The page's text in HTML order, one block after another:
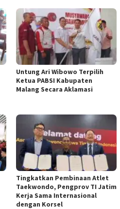
Untung Ari Wibowo Terpilih
Ketua PABSI Kabupaten
Malang Secara Aklamasi
Tingkatkan Pembinaan Atlet
Taekwondo, Pengprov TI Jatim
Kerja Sama Internasional
dengan Korsel